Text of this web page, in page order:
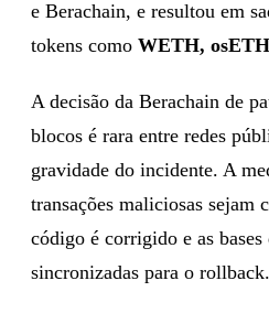
e Berachain, e resultou em
tokens como WETH,
A decisão da Berachain de
blocos é rara entre redes
gravidade do incidente. A
transações maliciosas sejam
código é corrigido e as bases
sincronizadas para o rollback.